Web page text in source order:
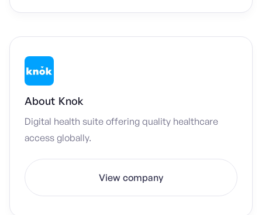
About Knok
Digital health suite offering quality healthcare
access globally.
View company